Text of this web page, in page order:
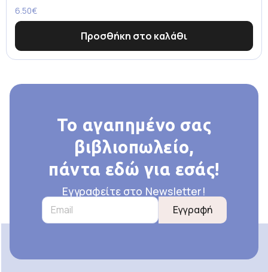
6.50€
Προσθήκη στο καλάθι
Το αγαπημένο σας
βιβλιοπωλείο,
πάντα εδώ για εσάς!
Εγγραφείτε στο Newsletter!
Εγγραφή